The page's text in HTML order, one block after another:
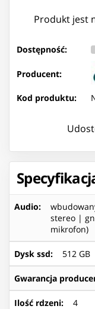
Produkt jest
Dostępność:
Producent:
Kod produktu:
Audio:
stereo |
mikrofon)
Dysk ssd: 512 GB
Gwarancja
Ilość rdzeni: 4